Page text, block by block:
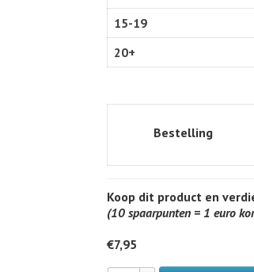
15-19
20+
Bestelling
Koop dit product en
(10 spaarpunten = 1 euro
€7,95